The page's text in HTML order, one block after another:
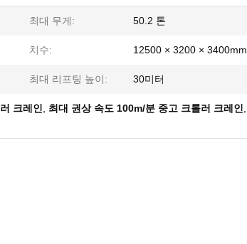
최대 무게: 50.2 톤
치수: 12500 × 3200 × 3400mm
최대 리프팅 높이: 30미터
크레인 최대 권상 속도 100m/분 중고 크롤러 크레인